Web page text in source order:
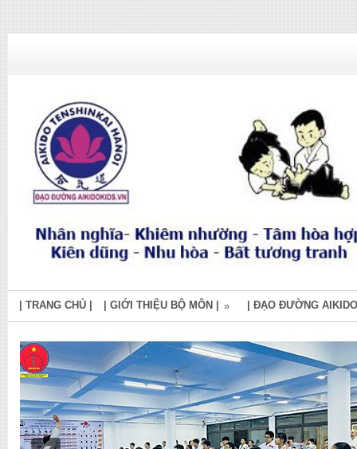
| TRANG CHỦ | | GIỚI THIỆU BỘ MÔN | » | ĐẠO ĐƯỜNG